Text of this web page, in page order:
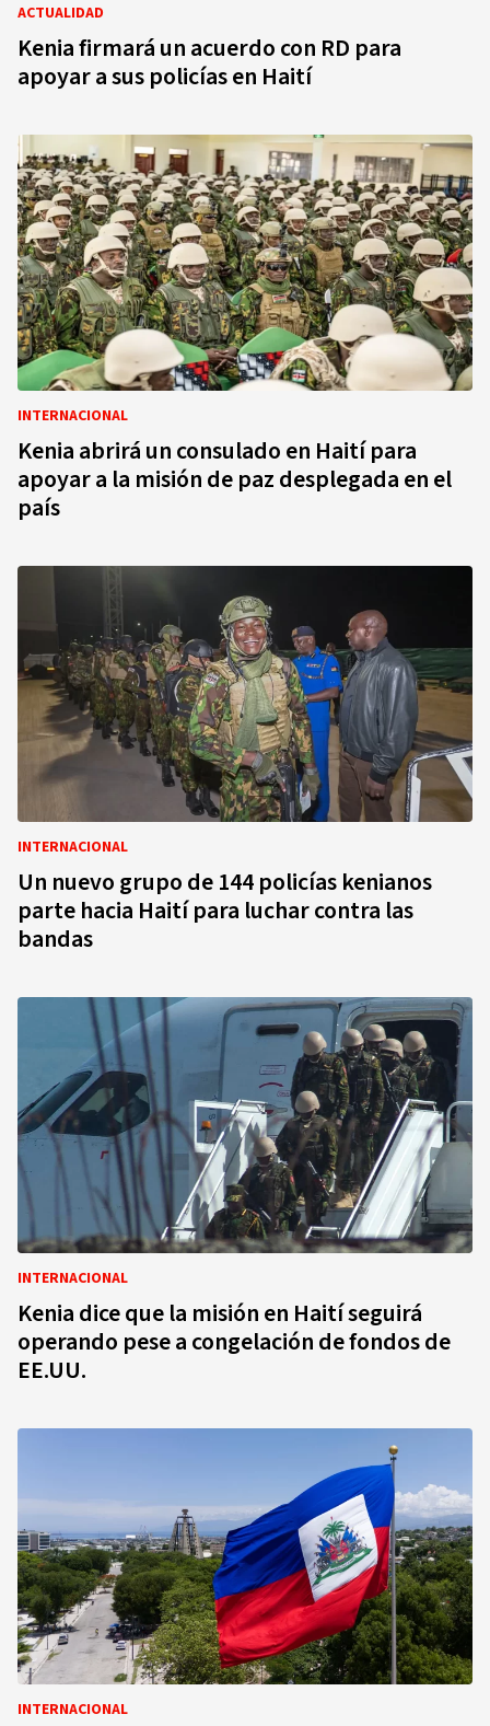
ACTUALIDAD
Kenia firmará un acuerdo con RD para
apoyar a sus policías en Haití
INTERNACIONAL
Kenia abrirá un consulado en Haití para
apoyar a la misión de paz desplegada en el
país
INTERNACIONAL
Un nuevo grupo de 144 policías kenianos
parte hacia Haití para luchar contra las
bandas
INTERNACIONAL
Kenia dice que la misión en Haití seguirá
operando pese a congelación de fondos de
EE.UU.
INTERNACIONAL